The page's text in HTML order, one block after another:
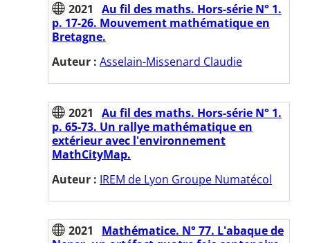
2021
Au fil des maths. Hors-série N° 1.
p. 17-26. Mouvement mathématique en
Bretagne.
Auteur : Asselain-Missenard Claudie
2021
Au fil des maths. Hors-série N° 1.
p. 65-73. Un rallye mathématique en
extérieur avec l'environnement
MathCityMap.
Auteur : IREM de Lyon Groupe Numatécol
2021
Mathématice. N° 77. L'abaque de